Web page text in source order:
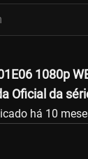
1080p
Oficial da
há 10